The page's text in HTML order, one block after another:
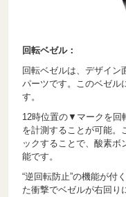
回転ベゼル：
回転ベゼルは、デザイン
パーツです。このベゼル
す。
12時位置の▼マークを回
を計測することが可能。
ックすることで、酸素ボ
能です。
“逆回転防止”の機能が付
た衝撃でベゼルが右回り